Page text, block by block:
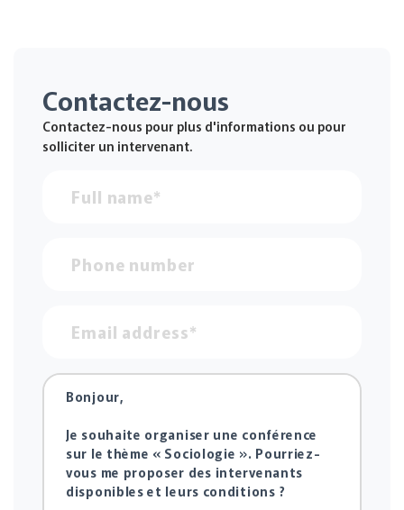
Contactez-nous
Contactez-nous pour plus d'informations ou pour
solliciter un intervenant.